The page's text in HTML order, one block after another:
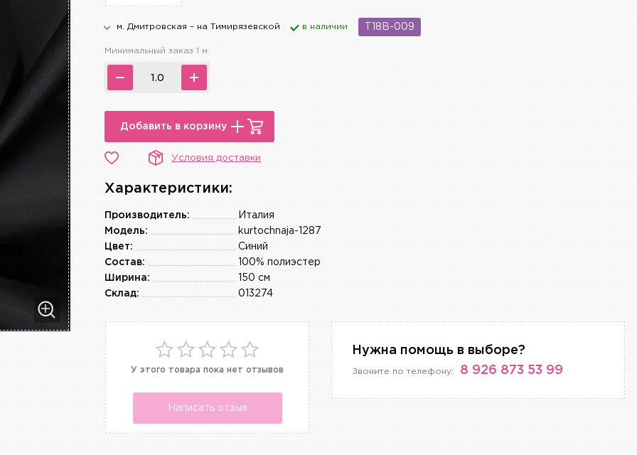
м. Дмитровская – на Тимирязевской в наличии T18B-009
Минимальный заказ 1 м.
Добавить в корзину
Условия доставки
Характеристики:
Италия
Производитель:
kurtochnaja-1287
Модель:
Синий
Цвет:
100% полиэстер
Состав:
150 см
Ширина:
013274
Склад:
У этого товара пока нет отзывов
Написать отзыв
Нужна помощь в выборе?
Звоните по телефону: 8 926 873 53 99